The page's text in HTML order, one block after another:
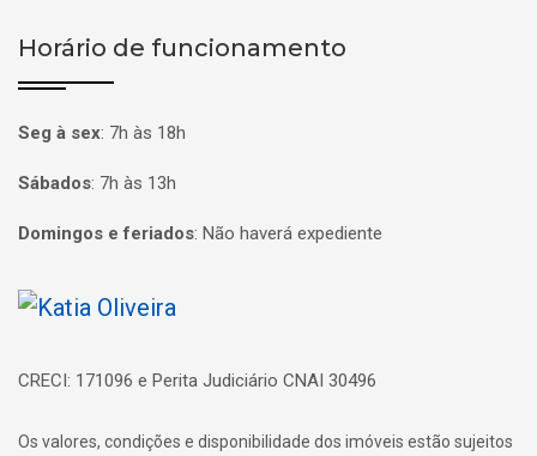
Horário de funcionamento
Seg à sex: 7h às 18h
Sábados: 7h às 13h
Domingos e feriados: Não haverá expediente
Página inicial
CRECI: 171096 e Perita Judiciário CNAI 30496
Os valores, condições e disponibilidade dos imóveis estão sujeitos